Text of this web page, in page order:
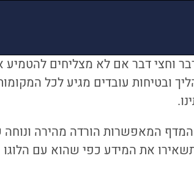
וחצי דבר אם לא מצליחים להטמיע
ובטיחות עובדים מגיע לכל
המאפשרות הורדה מהירה
את המידע כפי שהוא עם